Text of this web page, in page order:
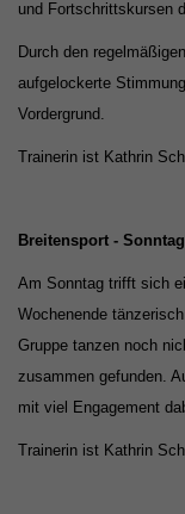
und Fortschrittskursen
Durch den
aufgelockerte
Vordergrund.
Trainerin ist Kathrin
Breitensport - Sonntag
Am Sonntag trifft sich
Wochenende
Gruppe tanzen noch
zusammen gefunden.
mit viel Engagement
Trainerin ist Kathrin